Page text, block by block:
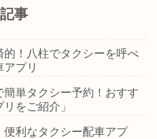
事
的！八柱でタクシーを呼べ
アプリ
簡単タクシー予約！おすす
をご紹介」
便利なタクシー配車アプ